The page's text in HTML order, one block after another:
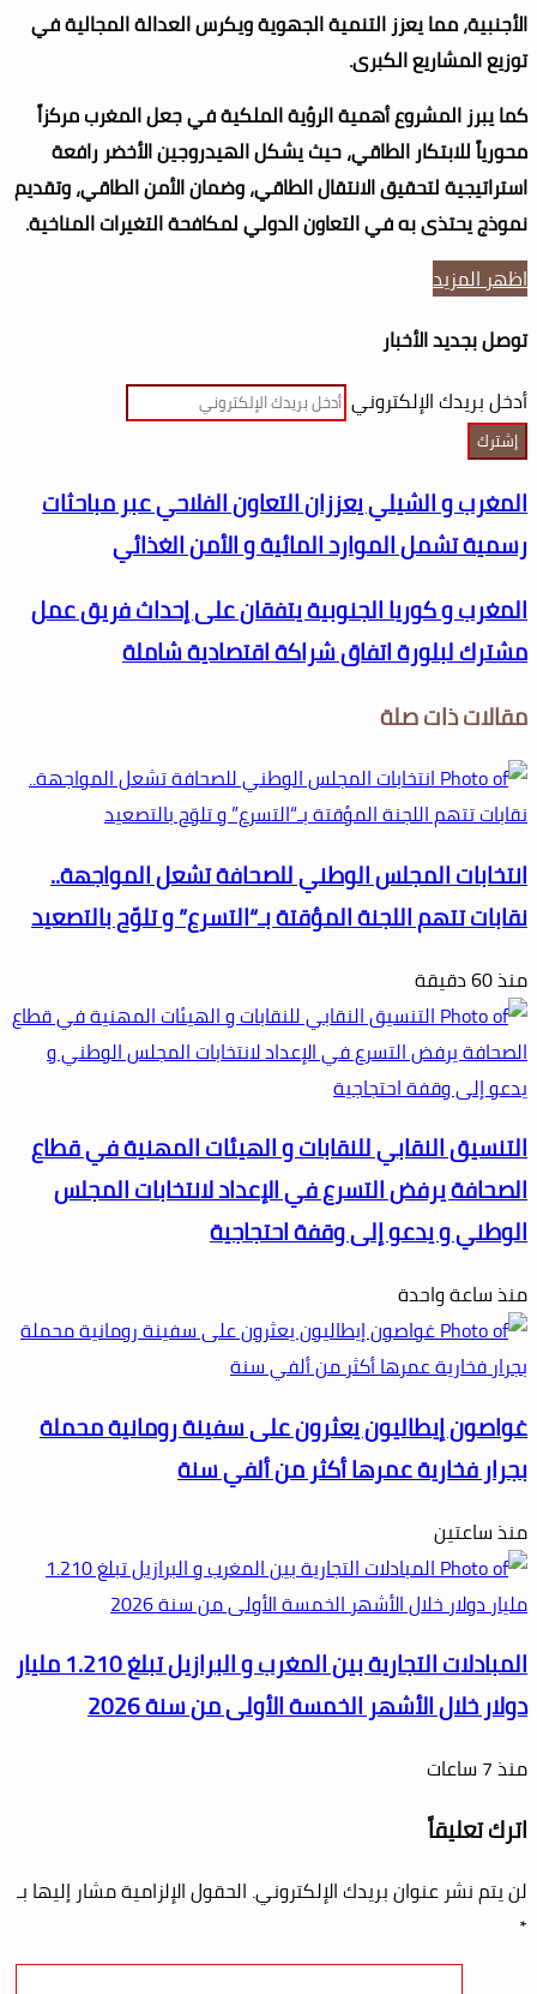
الأجنبية، مما يعزز التنمية الجهوية ويكرس العدالة المجالية في
توزيع المشاريع الكبرى.
كما يبرز المشروع أهمية الرؤية الملكية في جعل المغرب مركزاً
محورياً للابتكار الطاقي، حيث يشكل الهيدروجين الأخضر رافعة
استراتيجية لتحقيق الانتقال الطاقي، وضمان الأمن الطاقي، وتقديم
نموذج يحتذى به في التعاون الدولي لمكافحة التغيرات المناخية.
اظهر المزيد
توصل بجديد الأخبار
أدخل بريدك الإلكتروني
المغرب و الشيلي يعززان التعاون الفلاحي عبر مباحثات
رسمية تشمل الموارد المائية و الأمن الغذائي
المغرب و كوريا الجنوبية يتفقان على إحداث فريق عمل
مشترك لبلورة اتفاق شراكة اقتصادية شاملة
مقالات ذات صلة
انتخابات المجلس الوطني للصحافة تشعل المواجهة..
نقابات تتهم اللجنة المؤقتة بـ“التسرع” و تلوّح بالتصعيد
منذ 60 دقيقة
التنسيق النقابي للنقابات و الهيئات المهنية في قطاع
الصحافة يرفض التسرع في الإعداد لانتخابات المجلس
الوطني و يدعو إلى وقفة احتجاجية
منذ ساعة واحدة
غواصون إيطاليون يعثرون على سفينة رومانية محملة
بجرار فخارية عمرها أكثر من ألفي سنة
منذ ساعتين
المبادلات التجارية بين المغرب و البرازيل تبلغ 1.210 مليار
دولار خلال الأشهر الخمسة الأولى من سنة 2026
منذ 7 ساعات
اترك تعليقاً
لن يتم نشر عنوان بريدك الإلكتروني. الحقول الإلزامية مشار إليها بـ
*